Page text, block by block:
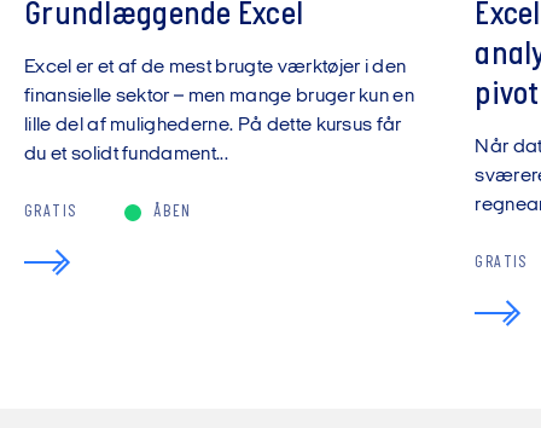
Grundlæggende Excel
Excel er et af de mest brugte værktøjer i den
finansielle sektor – men mange bruger kun en
lille del af mulighederne. På dette kursus får
du et solidt fundament...
GRATIS ÅBEN
Når
GRATIS